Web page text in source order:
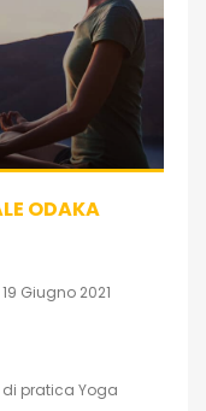
ODAKA
19 Giugno 2021
di pratica Yoga